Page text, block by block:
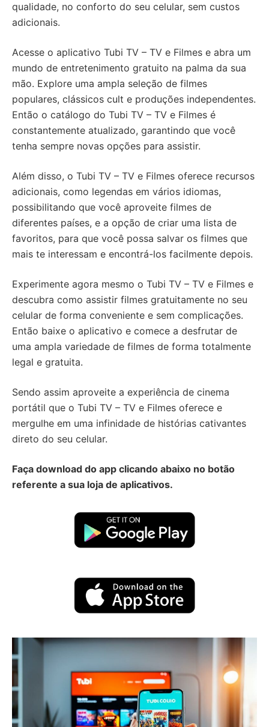
qualidade, no conforto do seu celular, sem custos
adicionais.
Acesse o aplicativo Tubi TV – TV e Filmes e abra um
mundo de entretenimento gratuito na palma da sua
mão. Explore uma ampla seleção de filmes
populares, clássicos cult e produções independentes.
Então o catálogo do Tubi TV – TV e Filmes é
constantemente atualizado, garantindo que você
tenha sempre novas opções para assistir.
Além disso, o Tubi TV – TV e Filmes oferece recursos
adicionais, como legendas em vários idiomas,
possibilitando que você aproveite filmes de
diferentes países, e a opção de criar uma lista de
favoritos, para que você possa salvar os filmes que
mais te interessam e encontrá-los facilmente depois.
Experimente agora mesmo o Tubi TV – TV e Filmes e
descubra como assistir filmes gratuitamente no seu
celular de forma conveniente e sem complicações.
Então baixe o aplicativo e comece a desfrutar de
uma ampla variedade de filmes de forma totalmente
legal e gratuita.
Sendo assim aproveite a experiência de cinema
portátil que o Tubi TV – TV e Filmes oferece e
mergulhe em uma infinidade de histórias cativantes
direto do seu celular.
Faça download do app clicando abaixo no botão
referente a sua loja de aplicativos.